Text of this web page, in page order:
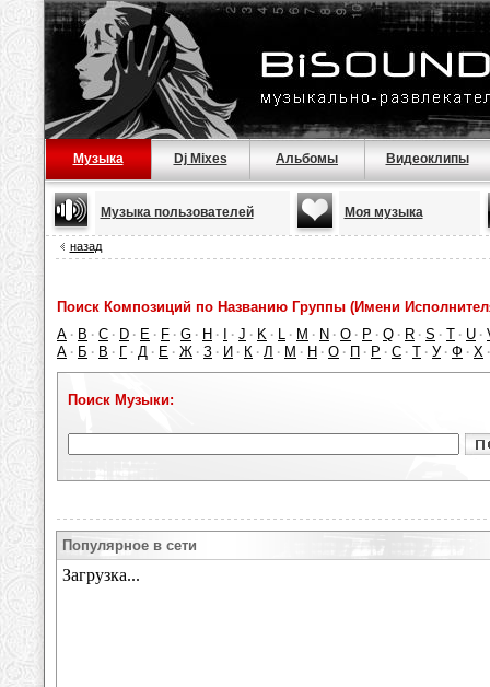
Музыка Dj Mixes Альбомы Видеоклипы
Музыка пользователей Моя музыка
назад
Поиск Композиций по Названию Группы (Имени
A · B · C · D · E · F · G · H · · J · K · L · M · N · O · P · Q · R · S · T · U ·
А · Б · В · Г · Д · Е · Ж · З · И · К · Л · М · Н · О · П · Р · С · Т · У · Ф · Х
Поиск Музыки:
Популярное в сети